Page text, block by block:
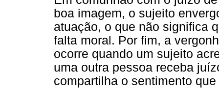
boa imagem, o sujeito
atuação, o que não significa
falta moral. Por fim, a
ocorre quando um sujeito
uma outra pessoa receba
compartilha o sentimento